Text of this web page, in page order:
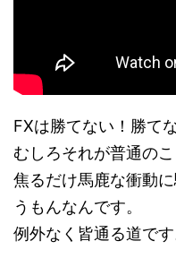
FXは勝てない！勝て
むしろそれが普通のこ
焦るだけ馬鹿な衝動
うもんなんです。
例外なく皆通る道です